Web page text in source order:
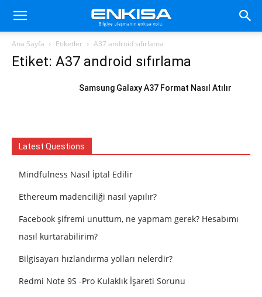
Ana Sayfa Etiketler A37 android sıfırlama
Etiket: A37 android sıfırlama
Samsung Galaxy A37 Format Nasıl Atılır
Latest Questions
Mindfulness Nasıl İptal Edilir
Ethereum madenciliği nasıl yapılır?
Facebook şifremi unuttum, ne yapmam gerek? Hesabımı
nasıl kurtarabilirim?
Bilgisayarı hızlandırma yolları nelerdir?
Redmi Note 9S -Pro Kulaklık İşareti Sorunu